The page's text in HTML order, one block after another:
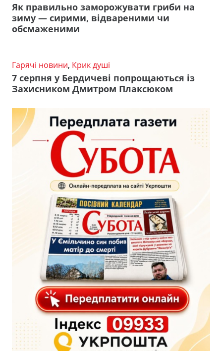
Як правильно заморожувати гриби на
зиму — сирими, відвареними чи
обсмаженими
Гарячі новини, Крик душі
7 серпня у Бердичеві попрощаються із
Захисником Дмитром Плаксюком